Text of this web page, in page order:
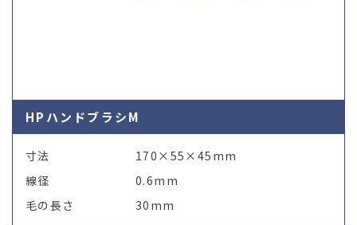
HPハンドブラシM
寸法
170×55×45mm
線径
0.6mm
毛の長さ
30mm